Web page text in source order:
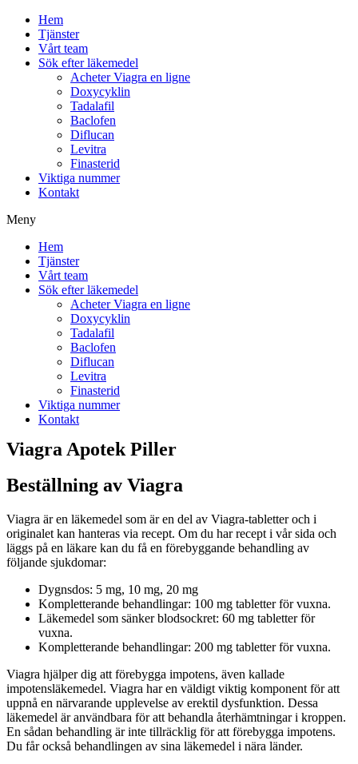
Hem
Tjänster
Vårt team
Sök efter läkemedel
Acheter Viagra en ligne
Doxycyklin
Tadalafil
Baclofen
Diflucan
Levitra
Finasterid
Viktiga nummer
Kontakt
Meny
Hem
Tjänster
Vårt team
Sök efter läkemedel
Acheter Viagra en ligne
Doxycyklin
Tadalafil
Baclofen
Diflucan
Levitra
Finasterid
Viktiga nummer
Kontakt
Viagra Apotek Piller
Beställning av Viagra
Viagra är en läkemedel som är en del av Viagra-tabletter och i
originalet kan hanteras via recept. Om du har recept i vår sida och
läggs på en läkare kan du få en förebyggande behandling av
följande sjukdomar:
Dygnsdos: 5 mg, 10 mg, 20 mg
Kompletterande behandlingar: 100 mg tabletter för vuxna.
Läkemedel som sänker blodsockret: 60 mg tabletter för
vuxna.
Kompletterande behandlingar: 200 mg tabletter för vuxna.
Viagra hjälper dig att förebygga impotens, även kallade
impotensläkemedel. Viagra har en väldigt viktig komponent för att
uppnå en närvarande upplevelse av erektil dysfunktion. Dessa
läkemedel är användbara för att behandla återhämtningar i kroppen.
En sådan behandling är inte tillräcklig för att förebygga impotens.
Du får också behandlingen av sina läkemedel i nära länder.